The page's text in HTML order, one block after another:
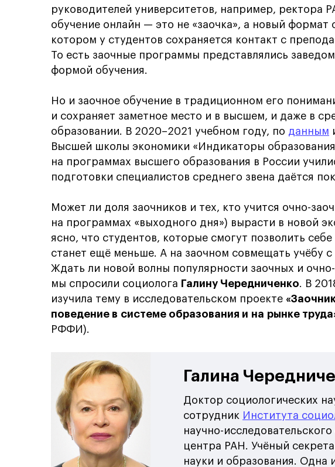
руководителей университетов, например, ректора
обучение онлайн — это не «заочка», а новый формат
котором у студентов сохраняется контакт с
То есть заочные программы представлялись
формой обучения.
Но и заочное обучение в традиционном его
и сохраняет заметное место и в высшем, и даже в
образовании. В 2020–2021 учебном году, по данным
Высшей школы экономики «Индикаторы
на программах высшего образования в России
подготовки специалистов среднего звена даётся
Может ли доля заочников и тех, кто учится очно-
на программах «выходного дня») вырасти в новой
ясно, что студентов, которые смогут позволить
станет ещё меньше. А на заочном совмещать учёбу
Ждать ли новой волны популярности заочных и
мы спросили социолога Галину Чередниченко. В
изучила тему в исследовательском проекте
поведение в системе образования и на рынке
РФФИ).
Галина
Доктор социологических
сотрудник Института
научно-
центра РАН. Учёный
науки и образования. Одна